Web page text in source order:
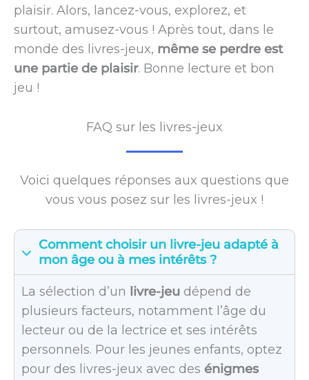
plaisir. Alors, lancez-vous, explorez, et
surtout, amusez-vous ! Après tout, dans le
monde des livres-jeux, même se perdre est
une partie de plaisir. Bonne lecture et bon
jeu !
FAQ sur les livres-jeux
Voici quelques réponses aux questions que
vous vous posez sur les livres-jeux !
Comment choisir un livre-jeu adapté à
mon âge ou à mes intérêts ?
La sélection d’un livre-jeu dépend de
plusieurs facteurs, notamment l’âge du
lecteur ou de la lectrice et ses intérêts
personnels. Pour les jeunes enfants, optez
pour des livres-jeux avec des énigmes